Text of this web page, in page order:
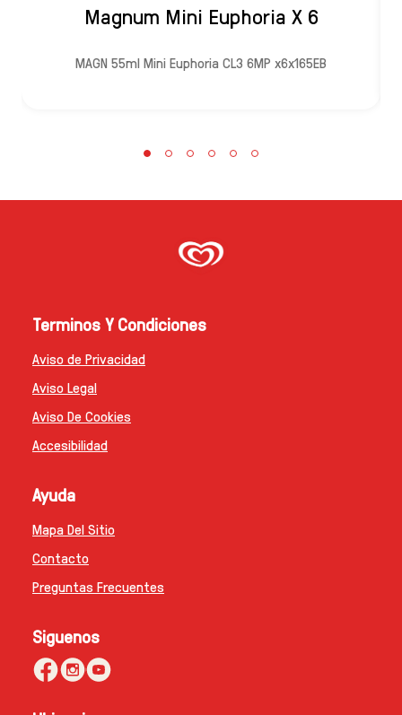
Magnum Mini Euphoria X 6
MAGN 55ml Mini Euphoria CL3 6MP x6x165EB
Terminos Y Condiciones
Aviso de Privacidad
Configurar Cookies
Aviso Legal
Aviso De Cookies
Ayuda
Mapa Del Sitio
Contacto
Siguenos